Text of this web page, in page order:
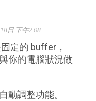
日 下午2:08
定的 buffer，
你的電腦狀況做
動調整功能。